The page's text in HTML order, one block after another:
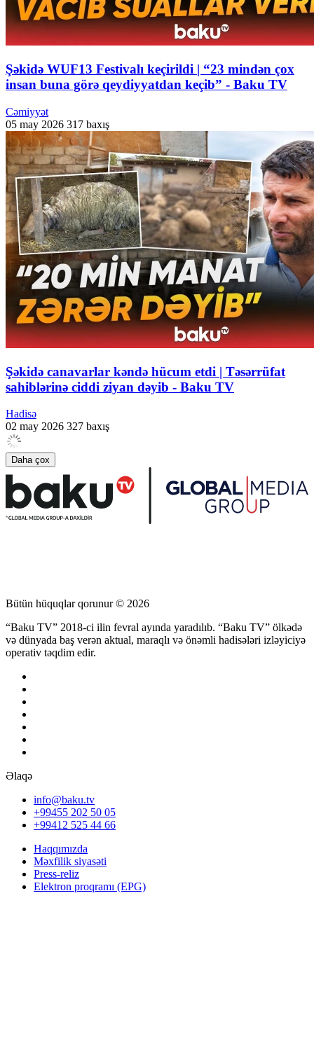
Şəkidə WUF13 Festivalı keçirildi | “23 mindən çox
insan buna görə qeydiyyatdan keçib” - Baku TV
Cəmiyyət
05 may 2026 317 baxış
Şəkidə canavarlar kəndə hücum etdi | Təsərrüfat
sahiblərinə ciddi ziyan dəyib - Baku TV
Hadisə
02 may 2026 327 baxış
Daha çox
Bütün hüquqlar qorunur © 2026
“Baku TV” 2018-ci ilin fevral ayında yaradılıb. “Baku TV” ölkədə
və dünyada baş verən aktual, maraqlı və önəmli hadisələri izləyiciyə
operativ təqdim edir.
Əlaqə
info@baku.tv
+99455 202 50 05
+99412 525 44 66
Haqqımızda
Məxfilik siyasəti
Press-reliz
Elektron proqramı (EPG)